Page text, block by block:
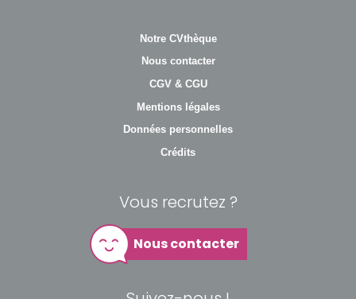
Notre CVthèque
Nous contacter
CGV & CGU
Mentions légales
Données personnelles
Crédits
Vous recrutez ?
Nous contacter